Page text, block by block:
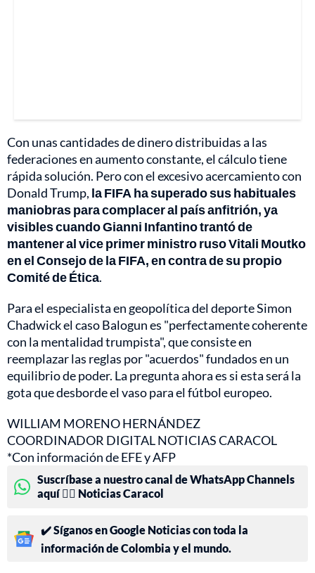
Con unas cantidades de dinero distribuidas a las
federaciones en aumento constante, el cálculo tiene
rápida solución. Pero con el excesivo acercamiento con
Donald Trump, la FIFA ha superado sus habituales
maniobras para complacer al país anfitrión, ya
visibles cuando Gianni Infantino trantó de
mantener al vice primer ministro ruso Vitali Moutko
en el Consejo de la FIFA, en contra de su propio
Comité de Ética.
Para el especialista en geopolítica del deporte Simon
Chadwick el caso Balogun es "perfectamente coherente
con la mentalidad trumpista", que consiste en
reemplazar las reglas por "acuerdos" fundados en un
equilibrio de poder. La pregunta ahora es si esta será la
gota que desborde el vaso para el fútbol europeo.
WILLIAM MORENO HERNÁNDEZ
COORDINADOR DIGITAL NOTICIAS CARACOL
*Con información de EFE y AFP
Suscríbase a nuestro canal de WhatsApp Channels
aquí 👉🏻 Noticias Caracol
✔️ Síganos en Google Noticias con toda la
información de Colombia y el mundo.